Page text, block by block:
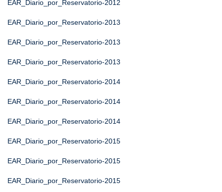
EAR_Diario_por_Reservatorio-2012
EAR_Diario_por_Reservatorio-2013
EAR_Diario_por_Reservatorio-2013
EAR_Diario_por_Reservatorio-2013
EAR_Diario_por_Reservatorio-2014
EAR_Diario_por_Reservatorio-2014
EAR_Diario_por_Reservatorio-2014
EAR_Diario_por_Reservatorio-2015
EAR_Diario_por_Reservatorio-2015
EAR_Diario_por_Reservatorio-2015